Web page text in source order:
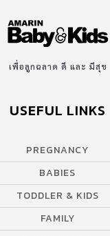
เพื่อลูกฉลาด ดี และ มีสุข
USEFUL LINKS
PREGNANCY
BABIES
TODDLER & KIDS
FAMILY